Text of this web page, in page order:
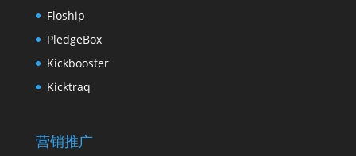
Floship
PledgeBox
Kickbooster
Kicktraq
营销推广